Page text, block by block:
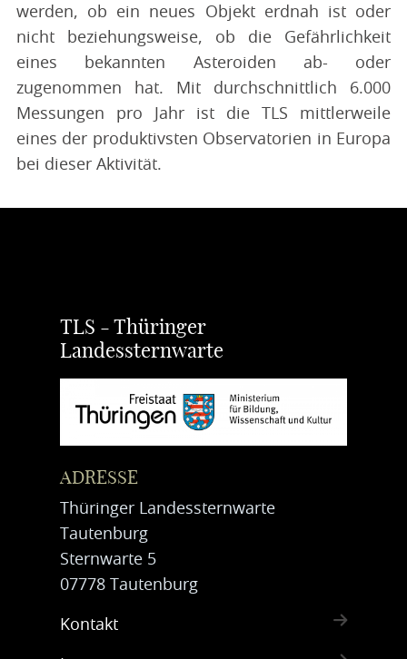
werden, ob ein neues Objekt erdnah ist oder
nicht beziehungsweise, ob die Gefährlichkeit
eines bekannten Asteroiden ab- oder
zugenommen hat. Mit durchschnittlich 6.000
Messungen pro Jahr ist die TLS mittlerweile
eines der produktivsten Observatorien in Europa
bei dieser Aktivität.
TLS - Thüringer
Landessternwarte
ADRESSE
Thüringer Landessternwarte
Tautenburg
Sternwarte 5
07778 Tautenburg
Kontakt